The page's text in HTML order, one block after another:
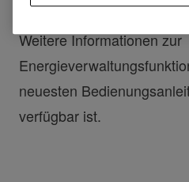
jetzt Power Management.
Weitere Informationen zur
neuesten
verfügbar ist.